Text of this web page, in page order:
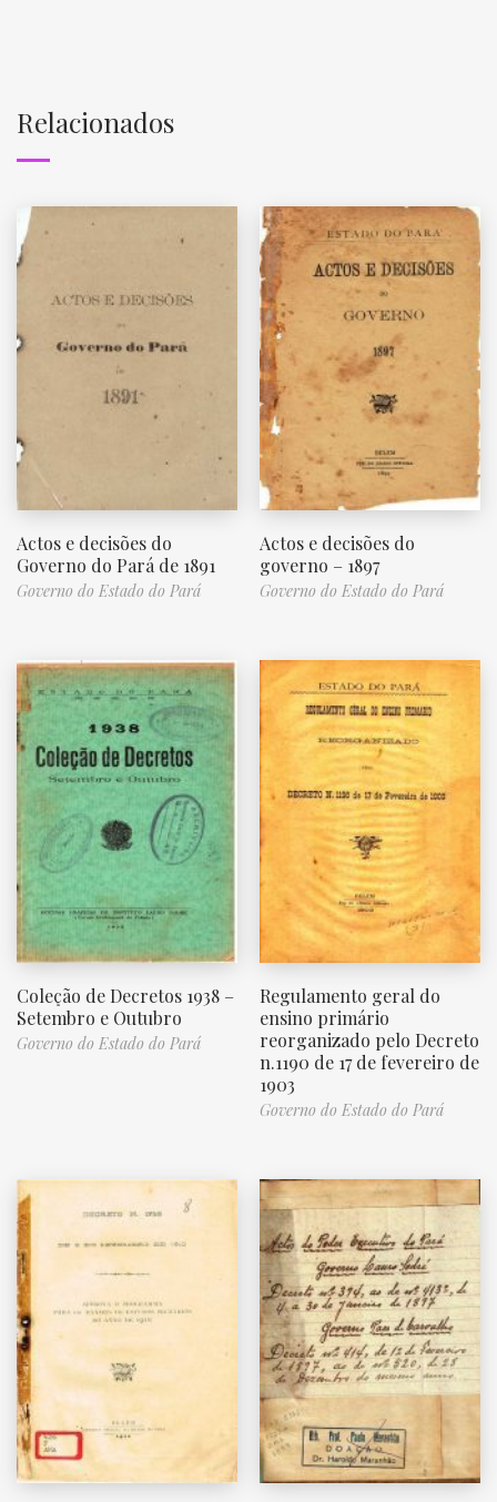
Relacionados
Actos e decisões do
Governo do Pará de 1891
Governo do Estado do Pará
Actos e decisões do
governo – 1897
Governo do Estado do Pará
Coleção de Decretos 1938 –
Setembro e Outubro
Governo do Estado do Pará
Regulamento geral do
ensino primário
reorganizado pelo Decreto
n.1190 de 17 de fevereiro de
1903
Governo do Estado do Pará